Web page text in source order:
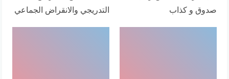
صدوق و كذاب
التدريجي والانقراض الجماعي